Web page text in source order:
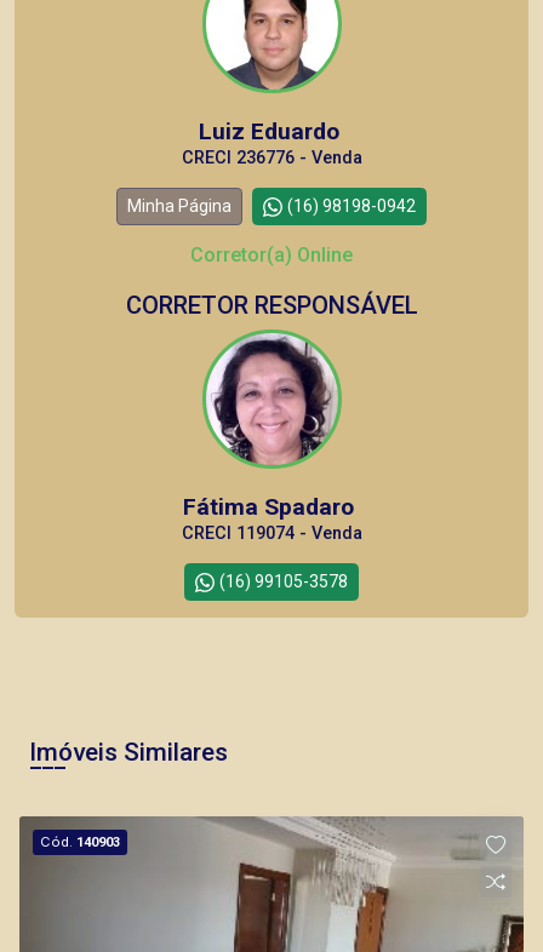
Luiz Eduardo
CRECI 236776 - Venda
Minha Página (16) 98198-0942
Corretor(a) Online
CORRETOR RESPONSÁVEL
Fátima Spadaro
CRECI 119074 - Venda
(16) 99105-3578
Imóveis Similares
Cód. 140903